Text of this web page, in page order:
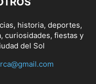
historia, deportes,
curiosidades, fiestas y
del Sol